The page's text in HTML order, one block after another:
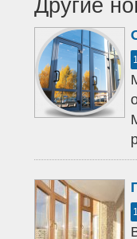
Другие